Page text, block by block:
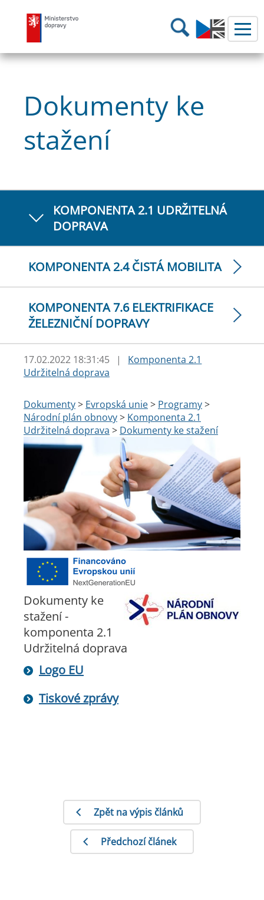
Ministerstvo dopravy Hledání
Dokumenty ke
stažení
KOMPONENTA 2.1 UDRŽITELNÁ
DOPRAVA
KOMPONENTA 2.4 ČISTÁ MOBILITA
KOMPONENTA 7.6 ELEKTRIFIKACE
ŽELEZNIČNÍ DOPRAVY
17.02.2022 18:31:45 |
Komponenta 2.1
Udržitelná doprava
Dokumenty> Evropská unie> Programy>
Národní plán obnovy> Komponenta 2.1
Udržitelná doprava > Dokumenty ke stažení
Dokumenty ke
stažení -
komponenta 2.1
Udržitelná doprava
Logo EU
Tiskové zprávy
Zpět na výpis článků
Předchozí článek